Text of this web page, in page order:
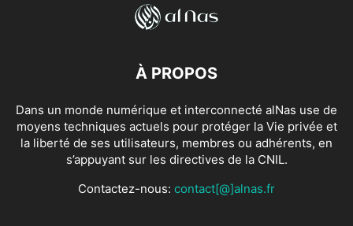
À PROPOS
Dans un monde numérique et interconnecté alNas use de
moyens techniques actuels pour protéger la Vie privée et
la liberté de ses utilisateurs, membres ou adhérents, en
s’appuyant sur les directives de la CNIL.
Contactez-nous: contact[@]alnas.fr